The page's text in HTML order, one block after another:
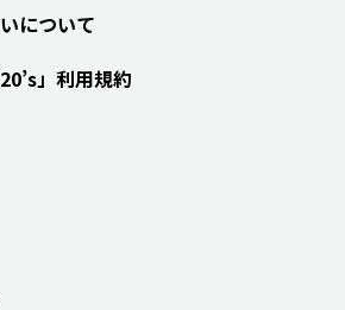
について
」利用規約